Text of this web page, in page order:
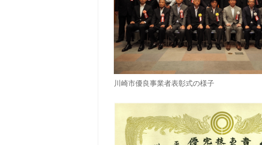
川崎市優良事業者表彰式の様子